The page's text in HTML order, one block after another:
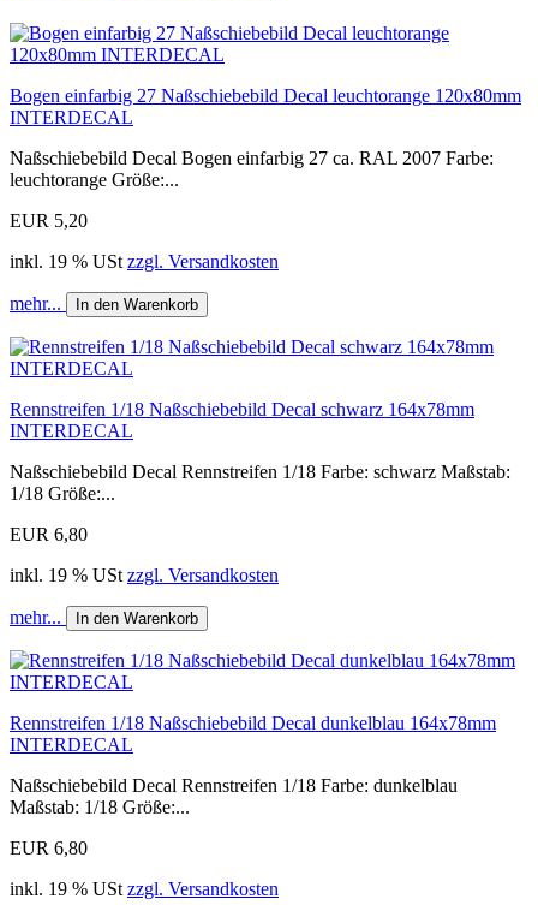
Bogen einfarbig 27 Naßschiebebild Decal leuchtorange 120x80mm
INTERDECAL
Naßschiebebild Decal Bogen einfarbig 27 ca. RAL 2007 Farbe:
leuchtorange Größe:...
EUR 5,20
inkl. 19 % USt zzgl. Versandkosten
mehr... In den Warenkorb
Rennstreifen 1/18 Naßschiebebild Decal schwarz 164x78mm
INTERDECAL
Naßschiebebild Decal Rennstreifen 1/18 Farbe: schwarz Maßstab:
1/18 Größe:...
EUR 6,80
inkl. 19 % USt zzgl. Versandkosten
mehr... In den Warenkorb
Rennstreifen 1/18 Naßschiebebild Decal dunkelblau 164x78mm
INTERDECAL
Naßschiebebild Decal Rennstreifen 1/18 Farbe: dunkelblau
Maßstab: 1/18 Größe:...
EUR 6,80
inkl. 19 % USt zzgl. Versandkosten